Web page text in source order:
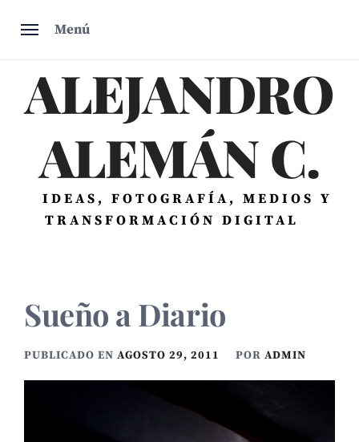
Menú
ALEJANDRO
ALEMÁN C.
IDEAS, FOTOGRAFÍA, MEDIOS Y
TRANSFORMACIÓN DIGITAL
Sueño a Diario
PUBLICADO EN AGOSTO 29, 2011 POR ADMIN